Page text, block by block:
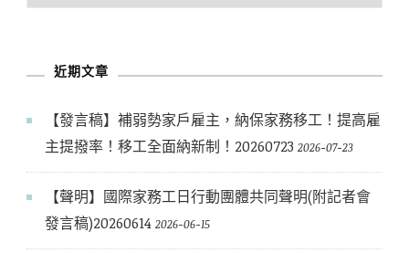
近期文章
【發言稿】補弱勢家戶雇主，納保家務移工！提高雇
主提撥率！移工全面納新制！20260723 2026-07-23
【聲明】國際家務工日行動團體共同聲明(附記者會
發言稿)20260614 2026-06-15